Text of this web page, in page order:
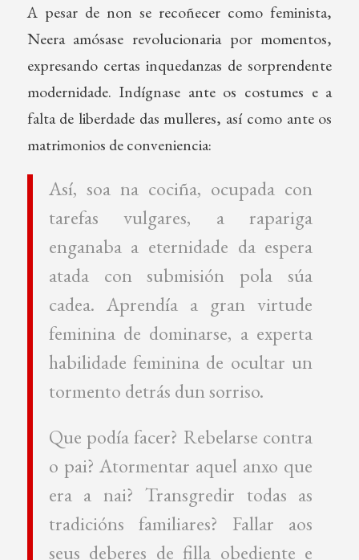
A pesar de non se recoñecer como feminista,
Neera amósase revolucionaria por momentos,
expresando certas inquedanzas de sorprendente
modernidade. Indígnase ante os costumes e a
falta de liberdade das mulleres, así como ante os
matrimonios de conveniencia:
Así, soa na cociña, ocupada con
tarefas vulgares, a rapariga
enganaba a eternidade da espera
atada con submisión pola súa
cadea. Aprendía a gran virtude
feminina de dominarse, a experta
habilidade feminina de ocultar un
tormento detrás dun sorriso.
Que podía facer? Rebelarse contra
o pai? Atormentar aquel anxo que
era a nai? Transgredir todas as
tradicións familiares? Fallar aos
seus deberes de filla obediente e